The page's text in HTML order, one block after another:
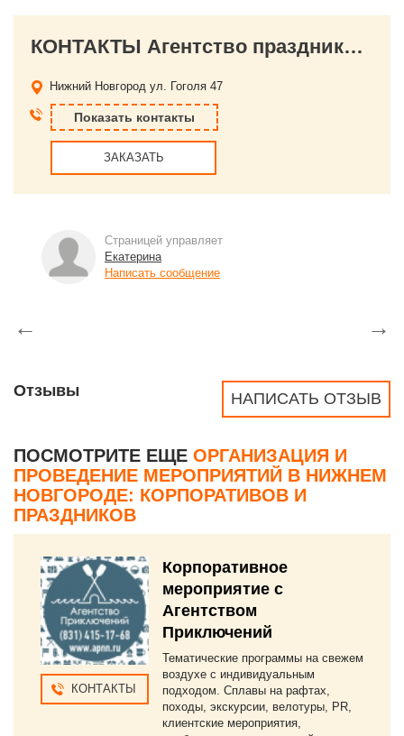
КОНТАКТЫ Агентство праздников "ЛЕГКО"
Нижний Новгород ул. Гоголя 47
Показать контакты
ЗАКАЗАТЬ
Страницей управляет
Екатерина
Написать сообщение
← →
НАПИСАТЬ ОТЗЫВ
Отзывы
ПОСМОТРИТЕ ЕЩЕ ОРГАНИЗАЦИЯ И
ПРОВЕДЕНИЕ МЕРОПРИЯТИЙ В НИЖНЕМ
НОВГОРОДЕ: КОРПОРАТИВОВ И
ПРАЗДНИКОВ
КОНТАКТЫ
Корпоративное
мероприятие с
Агентством
Приключений
Тематические программы на свежем
воздухе с индивидуальным
подходом. Сплавы на рафтах,
походы, экскурсии, велотуры, PR,
клиентские мероприятия,